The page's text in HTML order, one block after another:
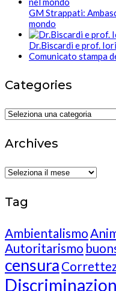
GM Strappati:
mondo
Dr.Biscardi e prof.
Comunicato stampa
Categories
Categories
Archives
Archives
Tag
Ambientalismo
Autoritarismo
censura